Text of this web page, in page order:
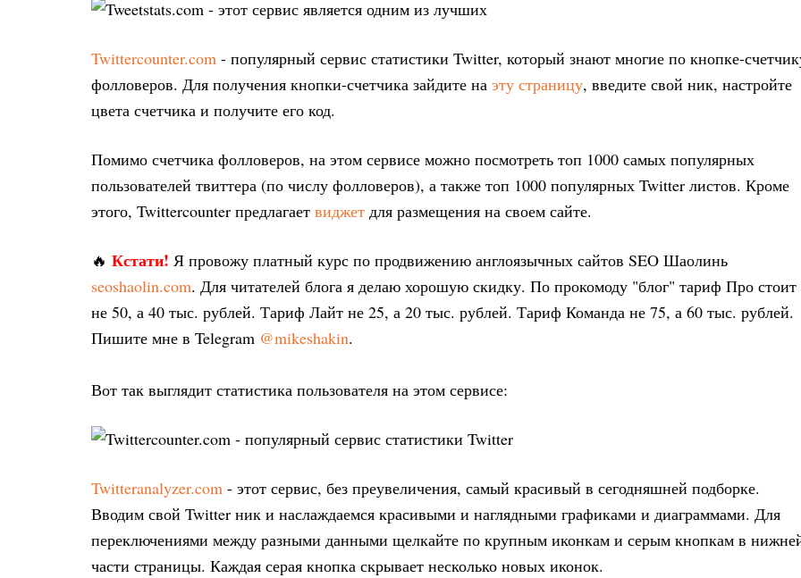
Twittercounter.com - популярный сервис статистики Twitter, который знают многие по кнопке-
фолловеров. Для получения кнопки-счетчика зайдите на эту страницу, введите свой ник, настройте
цвета счетчика и получите его код.
Помимо счетчика фолловеров, на этом сервисе можно посмотреть топ 1000 самых популярных
пользователей твиттера (по числу фолловеров), а также топ 1000 популярных Twitter листов. Кроме
этого, Twittercounter предлагает виджет для размещения на своем сайте.
🔥 Кстати! Я провожу платный курс по продвижению англоязычных сайтов SEO Шаолинь
seoshaolin.com. Для читателей блога я делаю хорошую скидку. По прокомоду "блог" тариф Про стоит
не 50, а 40 тыс. рублей. Тариф Лайт не 25, а 20 тыс. рублей. Тариф Команда не 75, а 60 тыс. рублей.
Пишите мне в Telegram @mikeshakin.
Вот так выглядит статистика пользователя на этом сервисе:
Twitteranalyzer.com - этот сервис, без преувеличения, самый красивый в сегодняшней подборке.
Вводим свой Twitter ник и наслаждаемся красивыми и наглядными графиками и диаграммами. Для
переключениями между разными данными щелкайте по крупным иконкам и серым кнопкам в
части страницы. Каждая серая кнопка скрывает несколько новых иконок.